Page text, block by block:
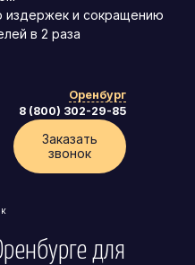
издержек и сокращению
в 2 раза
Оренбург
8 (800) 302-29-85
Заказать
звонок
для